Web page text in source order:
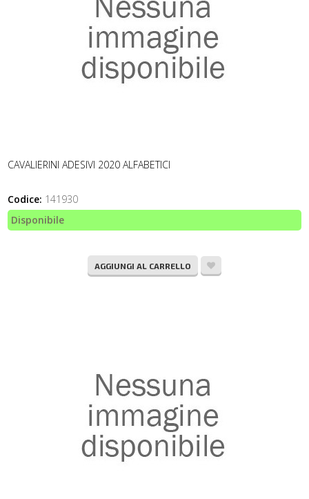
CAVALIERINI ADESIVI 2020 ALFABETICI
Codice: 141930
Disponibile
AGGIUNGI AL CARRELLO